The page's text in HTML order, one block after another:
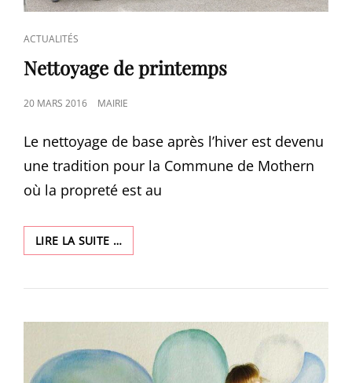
CAT
LINKS
ACTUALITÉS
Nettoyage de printemps
POSTED
20 MARS 2016 MAIRIE
Le nettoyage de base après l’hiver est devenu
une tradition pour la Commune de Mothern
où la propreté est au
LIRE LA SUITE …NETTOYAGE
DE